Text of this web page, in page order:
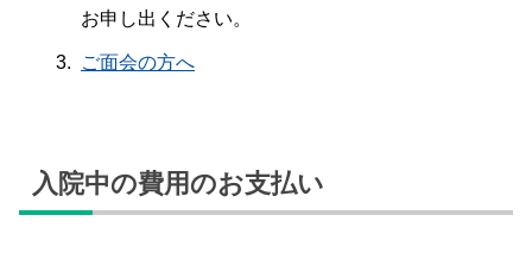
お申し出ください。
ご面会の方へ
入院中の費用のお支払い